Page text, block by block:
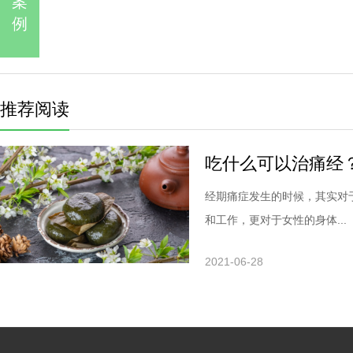
例
推荐阅读
吃什么可以治痛经
经期痛症发生的时候，其实
和工作，更对于女性的身体...
2021-06-28